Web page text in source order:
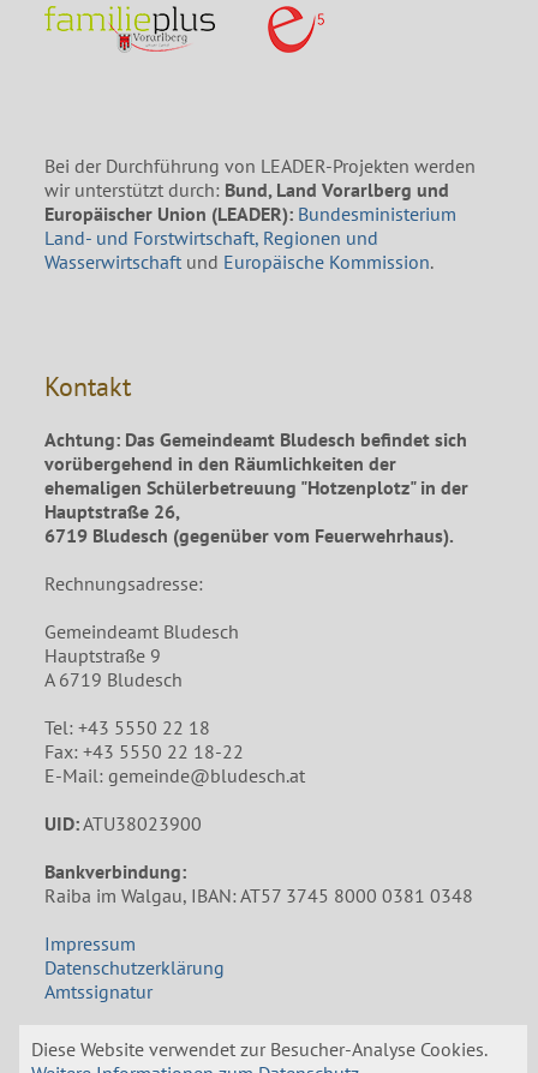
Diese Website verwendet zur Besucher-Analyse Cookies.
Bei der Durchführung von LEADER-Projekten werden
wir unterstützt durch: Bund, Land Vorarlberg und
Europäischer Union (LEADER): Bundesministerium
Land- und Forstwirtschaft, Regionen und
Wasserwirtschaft und Europäische Kommission.
Kontakt
Achtung: Das Gemeindeamt Bludesch befindet sich
vorübergehend in den Räumlichkeiten der
ehemaligen Schülerbetreuung "Hotzenplotz" in der
Hauptstraße 26,
6719 Bludesch (gegenüber vom Feuerwehrhaus).
Rechnungsadresse:
Gemeindeamt Bludesch
Hauptstraße 9
A 6719 Bludesch
Tel: +43 5550 22 18
Fax: +43 5550 22 18-22
E-Mail: gemeinde@bludesch.at
UID:ATU38023900
Bankverbindung:
Raiba im Walgau, IBAN: AT57 3745 8000 0381 0348
Impressum
Datenschutzerklärung
Amtssignatur
Öffnungszeiten Gemeindeamt